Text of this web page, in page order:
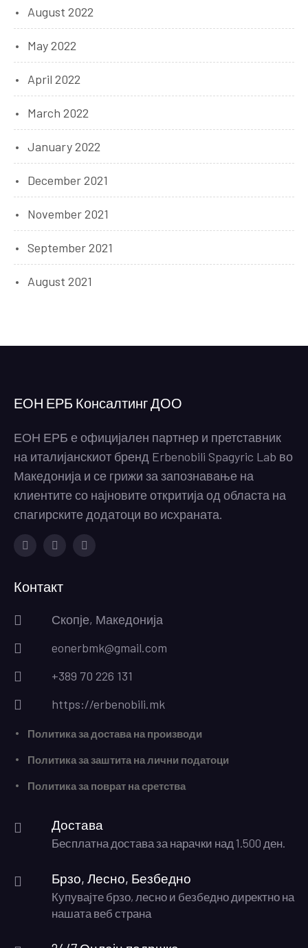
August 2022
May 2022
April 2022
March 2022
January 2022
December 2021
November 2021
September 2021
August 2021
ЕОН ЕРБ Консалтинг ДОО
ЕОН ЕРБ е официјален партнер и претставник
на италијанскиот бренд Erbenobili Spagyric Lab во
Македонија и се грижи за запознавање на
клиентите со најновите откритија од областа на
спагирските додатоци во исхраната.
Контакт
Скопје, Македонија
eonerbmk@gmail.com
+389 70 226 131
https://erbenobili.mk
Политика за достава на производи
Политика за заштита на лични податоци
Политика за поврат на сретства
Достава
Бесплатна достава за нарачки над 1.500 ден.
Брзо, Лесно, Безбедно
Купувајте брзо, лесно и безбедно директно на
нашата веб страна